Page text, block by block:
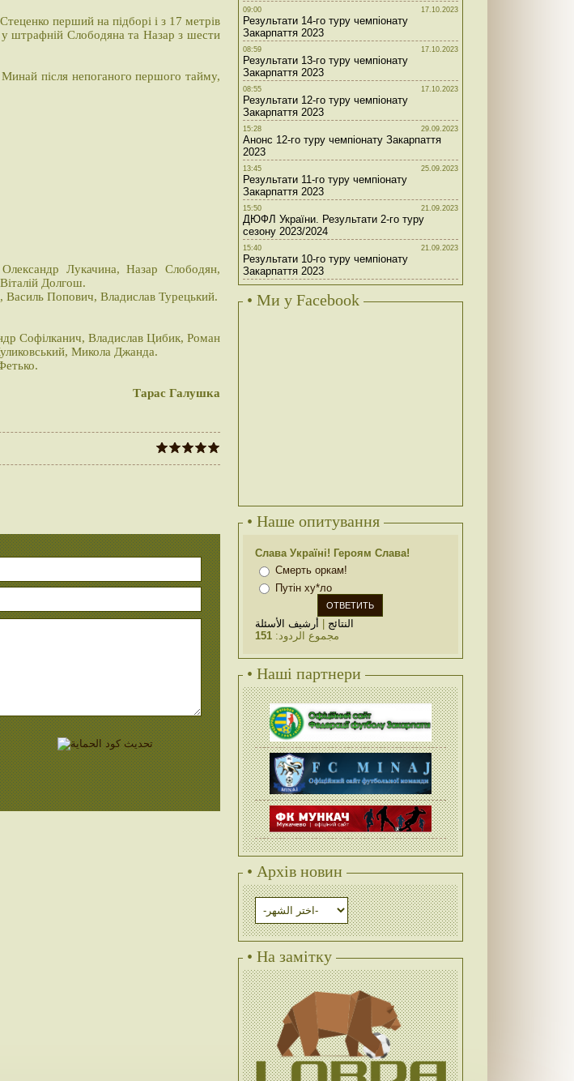
перший на підборі і з 17 метрів
у штрафній Слободяна та Назар з шести
після непоганого першого тайму,
Лукачина, Назар Слободян,
Долгош.
Попович, Владислав Турецький.
Софілканич, Владислав Цибик, Роман
Микола Джанда.
Тарас Галушка
09:00 17.10.2023
Результати 14-го туру чемпіонату
Закарпаття 2023
08:59 17.10.2023
Результати 13-го туру чемпіонату
Закарпаття 2023
08:55 17.10.2023
Результати 12-го туру чемпіонату
Закарпаття 2023
15:28 29.09.2023
Анонс 12-го туру чемпіонату Закарпаття
2023
13:45 25.09.2023
Результати 11-го туру чемпіонату
Закарпаття 2023
15:50 21.09.2023
ДЮФЛ України. Результати 2-го туру
сезону 2023/2024
15:40 21.09.2023
Результати 10-го туру чемпіонату
Закарпаття 2023
• Ми у Facebook
• Наше опитування
Слава Україні! Героям Слава!
Смерть оркам!
Путін ху*ло
النتائج
أرشيف الأسئلة
مجموع الردود:151
• Наші партнери
• Архів новин
• На замітку